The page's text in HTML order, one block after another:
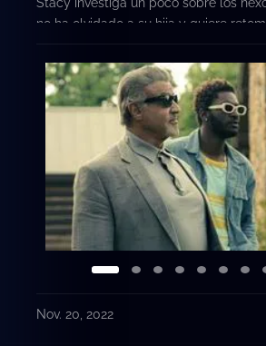
no ha olvidado a su hija y quiere
Nov. 20, 2022